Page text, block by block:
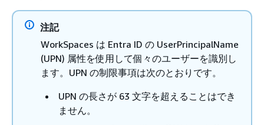
注記
WorkSpaces は Entra ID の UserPrincipalName
(UPN) 属性を使用して個々のユーザーを識別し
ます。UPN の制限事項は次のとおりです。
UPN の長さが 63 文字を超えることはでき
ません。